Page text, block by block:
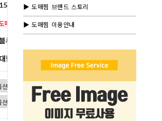
▶ 도매찜 브랜드 스토리
▶ 도매찜 이용안내
15,600원 (부가세별도)
루모드제휴사
대한민국